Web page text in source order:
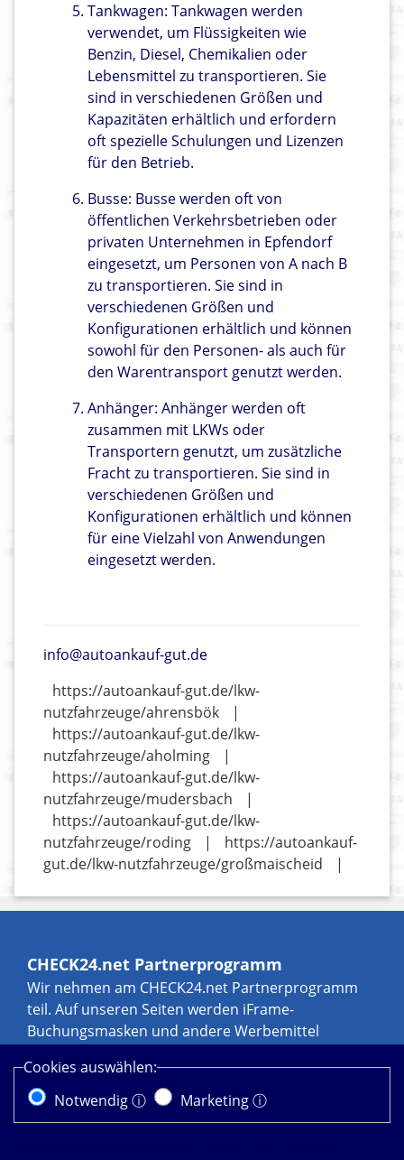
Tankwagen: Tankwagen werden
verwendet, um Flüssigkeiten wie
Benzin, Diesel, Chemikalien oder
Lebensmittel zu transportieren. Sie
sind in verschiedenen Größen und
Kapazitäten erhältlich und erfordern
oft spezielle Schulungen und Lizenzen
für den Betrieb.
Busse: Busse werden oft von
öffentlichen Verkehrsbetrieben oder
privaten Unternehmen in Epfendorf
eingesetzt, um Personen von A nach B
zu transportieren. Sie sind in
verschiedenen Größen und
Konfigurationen erhältlich und können
sowohl für den Personen- als auch für
den Warentransport genutzt werden.
Anhänger: Anhänger werden oft
zusammen mit LKWs oder
Transportern genutzt, um zusätzliche
Fracht zu transportieren. Sie sind in
verschiedenen Größen und
Konfigurationen erhältlich und können
für eine Vielzahl von Anwendungen
eingesetzt werden.
info@autoankauf-gut.de
https://autoankauf-gut.de/lkw-
nutzfahrzeuge/ahrensbök
|
https://autoankauf-gut.de/lkw-
nutzfahrzeuge/aholming
|
https://autoankauf-gut.de/lkw-
nutzfahrzeuge/mudersbach
|
https://autoankauf-gut.de/lkw-
nutzfahrzeuge/roding
|
https://autoankauf-
gut.de/lkw-nutzfahrzeuge/großmaischeid
|
CHECK24.net Partnerprogramm
Wir nehmen am CHECK24.net Partnerprogramm
teil. Auf unseren Seiten werden iFrame-
Buchungsmasken und andere Werbemittel
zum Beispiel durch Leads und Sales, eine
Werbekostenerstattung erhalten können. Weitere
Informationen zur Datennutzung durch
Cookies auswählen:
Notwendig ⓘ
Marketing ⓘ